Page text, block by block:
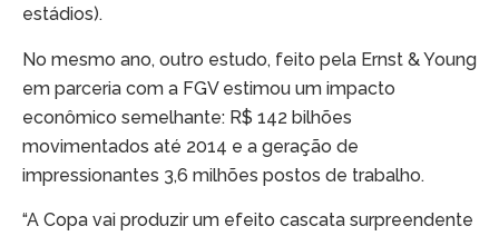
estádios).
No mesmo ano, outro estudo, feito pela Ernst & Young
em parceria com a FGV estimou um impacto
econômico semelhante: R$ 142 bilhões
movimentados até 2014 e a geração de
impressionantes 3,6 milhões postos de trabalho.
“A Copa vai produzir um efeito cascata surpreendente